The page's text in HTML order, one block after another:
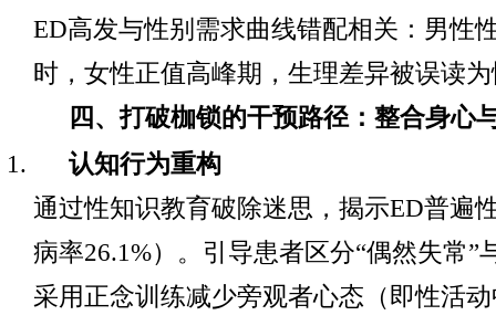
ED高发与性别需求曲线错配相关：男性
时，女性正值高峰期，生理差异被误读
四、打破枷锁的干预路径：整合身心
认知行为重构
通过性知识教育破除迷思，揭示ED普遍
病率26.1%）。引导患者区分“偶然失常”
采用正念训练减少旁观者心态（即性活